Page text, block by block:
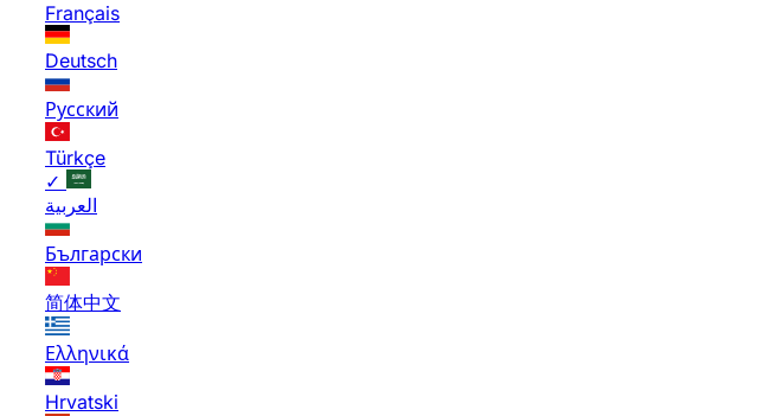
Français
Deutsch
Русский
Türkçe
✓
العربية
Български
简体中文
Ελληνικά
Hrvatski